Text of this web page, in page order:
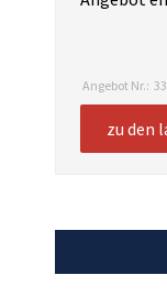
Angebot Nr.:
zu den